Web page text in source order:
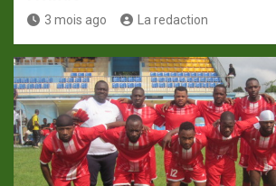
3 mois ago La redaction